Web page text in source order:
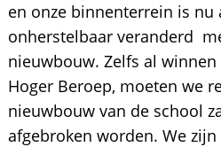
en onze binnenterrein is
onherstelbaar veranderd
nieuwbouw. Zelfs al
Hoger Beroep, moeten we
nieuwbouw van de school
afgebroken worden. We